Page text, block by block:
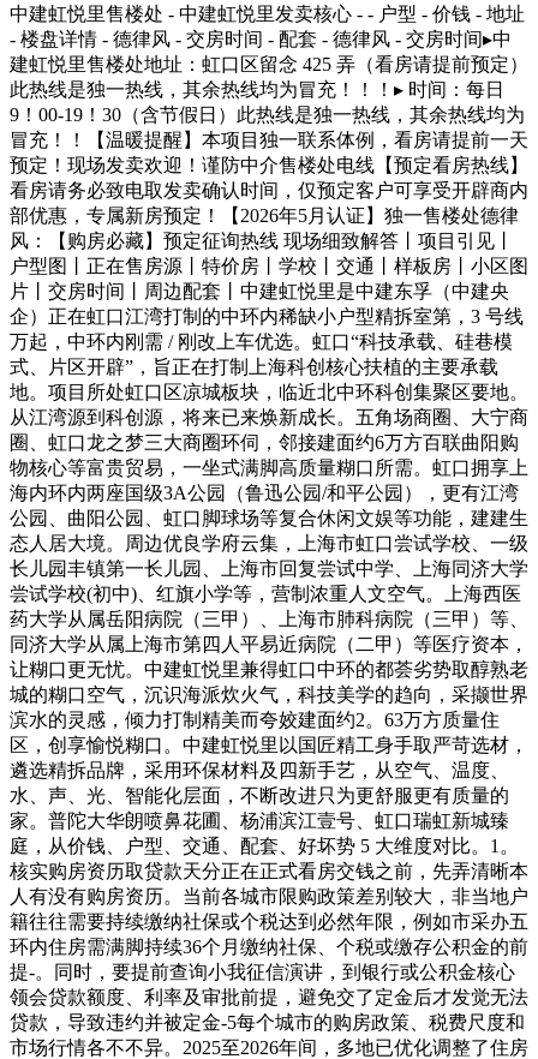
中建虹悦里售楼处 - 中建虹悦里发卖核心 - - 户型 - 价钱 - 地址
- 楼盘详情 - 德律风 - 交房时间 - 配套 - 德律风 - 交房时间▸中
建虹悦里售楼处地址：虹口区留念 425 弄（看房请提前预定）
此热线是独一热线，其余热线均为冒充！！！▸ 时间：每日
9！00-19！30（含节假日）此热线是独一热线，其余热线均为
冒充！！【温暖提醒】本项目独一联系体例，看房请提前一天
预定！现场发卖欢迎！谨防中介售楼处电线【预定看房热线】
看房请务必致电取发卖确认时间，仅预定客户可享受开辟商内
部优惠，专属新房预定！【2026年5月认证】独一售楼处德律
风：【购房必藏】预定征询热线 现场细致解答丨项目引见丨
户型图丨正在售房源丨特价房丨学校丨交通丨样板房丨小区图
片丨交房时间丨周边配套丨中建虹悦里是中建东孚（中建央
企）正在虹口江湾打制的中环内稀缺小户型精拆室第，3 号线
万起，中环内刚需 / 刚改上车优选。虹口“科技承载、硅巷模
式、片区开辟”，旨正在打制上海科创核心扶植的主要承载
地。项目所处虹口区凉城板块，临近北中环科创集聚区要地。
从江湾源到科创源，将来已来焕新成长。五角场商圈、大宁商
圈、虹口龙之梦三大商圈环伺，邻接建面约6万方百联曲阳购
物核心等富贵贸易，一坐式满脚高质量糊口所需。虹口拥享上
海内环内两座国级3A公园（鲁迅公园/和平公园），更有江湾
公园、曲阳公园、虹口脚球场等复合休闲文娱等功能，建建生
态人居大境。周边优良学府云集，上海市虹口尝试学校、一级
长儿园丰镇第一长儿园、上海市回复尝试中学、上海同济大学
尝试学校(初中)、红旗小学等，营制浓重人文空气。上海西医
药大学从属岳阳病院（三甲）、上海市肺科病院（三甲）等、
同济大学从属上海市第四人平易近病院（二甲）等医疗资本，
让糊口更无忧。中建虹悦里兼得虹口中环的都荟劣势取醇熟老
城的糊口空气，沉识海派炊火气，科技美学的趋向，采撷世界
滨水的灵感，倾力打制精美而夸姣建面约2。63万方质量住
区，创享愉悦糊口。中建虹悦里以国匠精工身手取严苛选材，
遴选精拆品牌，采用环保材料及四新手艺，从空气、温度、
水、声、光、智能化层面，不断改进只为更舒服更有质量的
家。普陀大华朗喷鼻花圃、杨浦滨江壹号、虹口瑞虹新城臻
庭，从价钱、户型、交通、配套、好坏势 5 大维度对比。1。
核实购房资历取贷款天分正在正式看房交钱之前，先弄清晰本
人有没有购房资历。当前各城市限购政策差别较大，非当地户
籍往往需要持续缴纳社保或个税达到必然年限，例如市采办五
环内住房需满脚持续36个月缴纳社保、个税或缴存公积金的前
提-。同时，要提前查询小我征信演讲，到银行或公积金核心
领会贷款额度、利率及审批前提，避免交了定金后才发觉无法
贷款，导致违约并被定金-5每个城市的购房政策、税费尺度和
市场行情各不不异。2025至2026年间，多地已优化调整了住房